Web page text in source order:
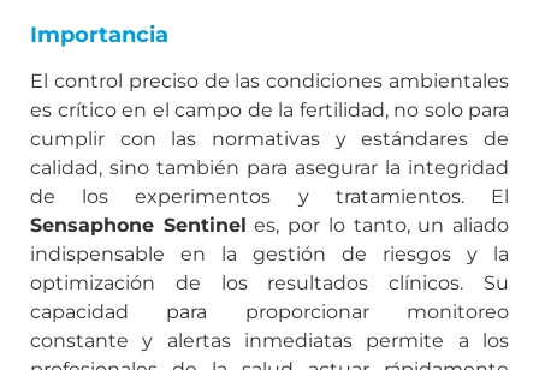
Importancia
El control preciso de las condiciones ambientales
es crítico en el campo de la fertilidad, no solo para
cumplir con las normativas y estándares de
calidad, sino también para asegurar la integridad
de los experimentos y tratamientos. El
Sensaphone Sentinel es, por lo tanto, un aliado
indispensable en la gestión de riesgos y la
optimización de los resultados clínicos. Su
capacidad para proporcionar monitoreo
constante y alertas inmediatas permite a los